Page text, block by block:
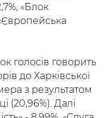
«Блок
голосів говорить
до Харківської
з результатом
(20,96%). Далі